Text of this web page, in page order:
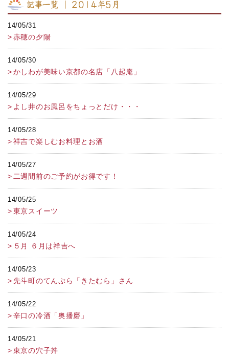
記事一覧 ｜ 2014年5月
14/05/31
赤穂の夕陽
14/05/30
かしわが美味い京都の名店「八起庵」
14/05/29
よし井のお風呂をちょっとだけ・・・
14/05/28
祥吉で楽しむお料理とお酒
14/05/27
二週間前のご予約がお得です！
14/05/25
東京スイーツ
14/05/24
５月 ６月は祥吉へ
14/05/23
先斗町のてんぷら「きたむら」さん
14/05/22
辛口の冷酒「奥播磨」
14/05/21
東京の穴子丼